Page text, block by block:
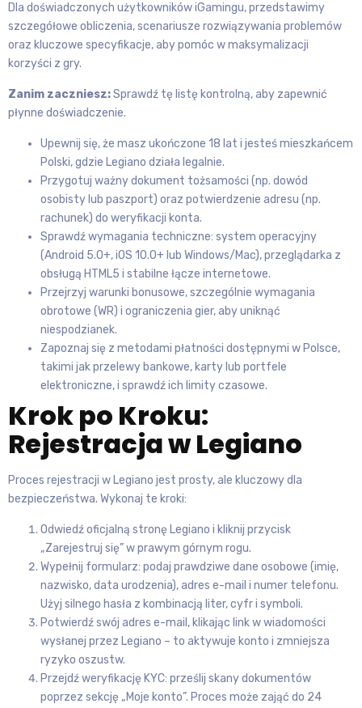
Dla doświadczonych użytkowników iGamingu, przedstawimy
szczegółowe obliczenia, scenariusze rozwiązywania problemów
oraz kluczowe specyfikacje, aby pomóc w maksymalizacji
korzyści z gry.
Zanim zaczniesz:Sprawdź tę listę kontrolną, aby zapewnić
płynne doświadczenie.
Upewnij się, że masz ukończone 18 lat i jesteś mieszkańcem
Polski, gdzie Legiano działa legalnie.
Przygotuj ważny dokument tożsamości (np. dowód
osobisty lub paszport) oraz potwierdzenie adresu (np.
rachunek) do weryfikacji konta.
Sprawdź wymagania techniczne: system operacyjny
(Android 5.0+, iOS 10.0+ lub Windows/Mac), przeglądarka z
obsługą HTML5 i stabilne łącze internetowe.
Przejrzyj warunki bonusowe, szczególnie wymagania
obrotowe (WR) i ograniczenia gier, aby uniknąć
niespodzianek.
Zapoznaj się z metodami płatności dostępnymi w Polsce,
takimi jak przelewy bankowe, karty lub portfele
elektroniczne, i sprawdź ich limity czasowe.
Krok po Kroku:
Rejestracja w Legiano
Proces rejestracji w Legiano jest prosty, ale kluczowy dla
bezpieczeństwa. Wykonaj te kroki:
Odwiedź oficjalną stronę Legiano i kliknij przycisk
„Zarejestruj się” w prawym górnym rogu.
Wypełnij formularz: podaj prawdziwe dane osobowe (imię,
nazwisko, data urodzenia), adres e-mail i numer telefonu.
Użyj silnego hasła z kombinacją liter, cyfr i symboli.
Potwierdź swój adres e-mail, klikając link w wiadomości
wysłanej przez Legiano – to aktywuje konto i zmniejsza
ryzyko oszustw.
Przejdź weryfikację KYC: prześlij skany dokumentów
poprzez sekcję „Moje konto”. Proces może zająć do 24